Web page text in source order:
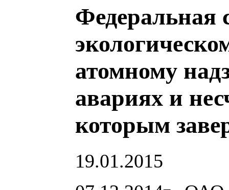
Федеральная
атомному
авариях и
которым
19.01.2015